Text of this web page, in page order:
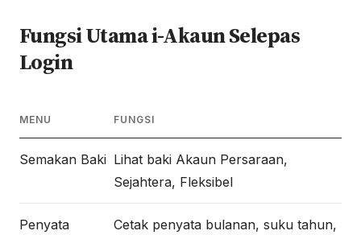
Fungsi Utama i-Akaun Selepas
Login
MENU FUNGSI
Semakan Baki Lihat baki Akaun Persaraan,
Sejahtera, Fleksibel
Penyata Cetak penyata bulanan, suku tahun,